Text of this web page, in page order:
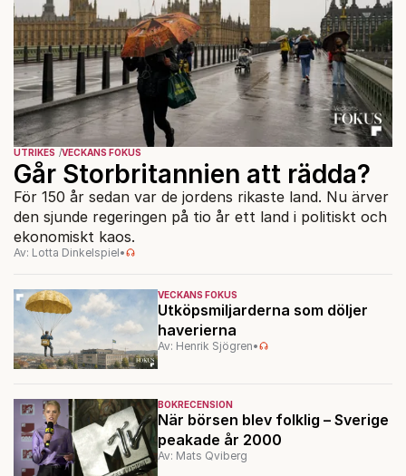
VECKANS FOKUS
Utköpsmiljarderna som döljer
haverierna
Av: Henrik Sjögren•
BOKRECENSION
När börsen blev folklig – Sverige
peakade år 2000
Av: Mats Qviberg
UTRIKES VECKANS FOKUS
Går Storbritannien att rädda?
För 150 år sedan var de jordens rikaste land. Nu ärver
den sjunde regeringen på tio år ett land i politiskt och
ekonomiskt kaos.
Av: Lotta Dinkelspiel•